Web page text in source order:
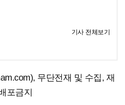
기사 전체보기
무단전재 및 수집, 재
포금지